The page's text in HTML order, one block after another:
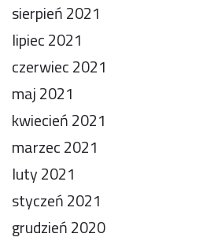
sierpień 2021
lipiec 2021
czerwiec 2021
maj 2021
kwiecień 2021
marzec 2021
luty 2021
styczeń 2021
grudzień 2020